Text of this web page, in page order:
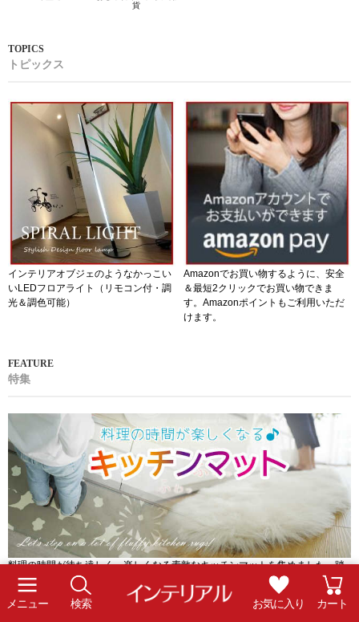
メニュー 検索 お気に入り カート
カウンターテーブル
パーティション ドレッサー
座椅子＆パーソナルチ
ェア
姿見鏡（スタンドミラ
ー）
傘立て
おしゃれインテリア雑
インテリアオブジェのようなかっこい
いLEDフロアライト（リモコン付・調
光＆調色可能）
Amazonでお買い物するように、安全
＆最短2クリックでお買い物できま
す。Amazonポイントもご利用いただ
けます。